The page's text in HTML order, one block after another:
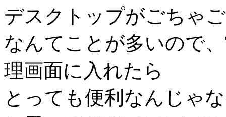
デスクトップがごちゃ
なんてことが多いので
理画面に入れたら
とっても便利なんじゃ